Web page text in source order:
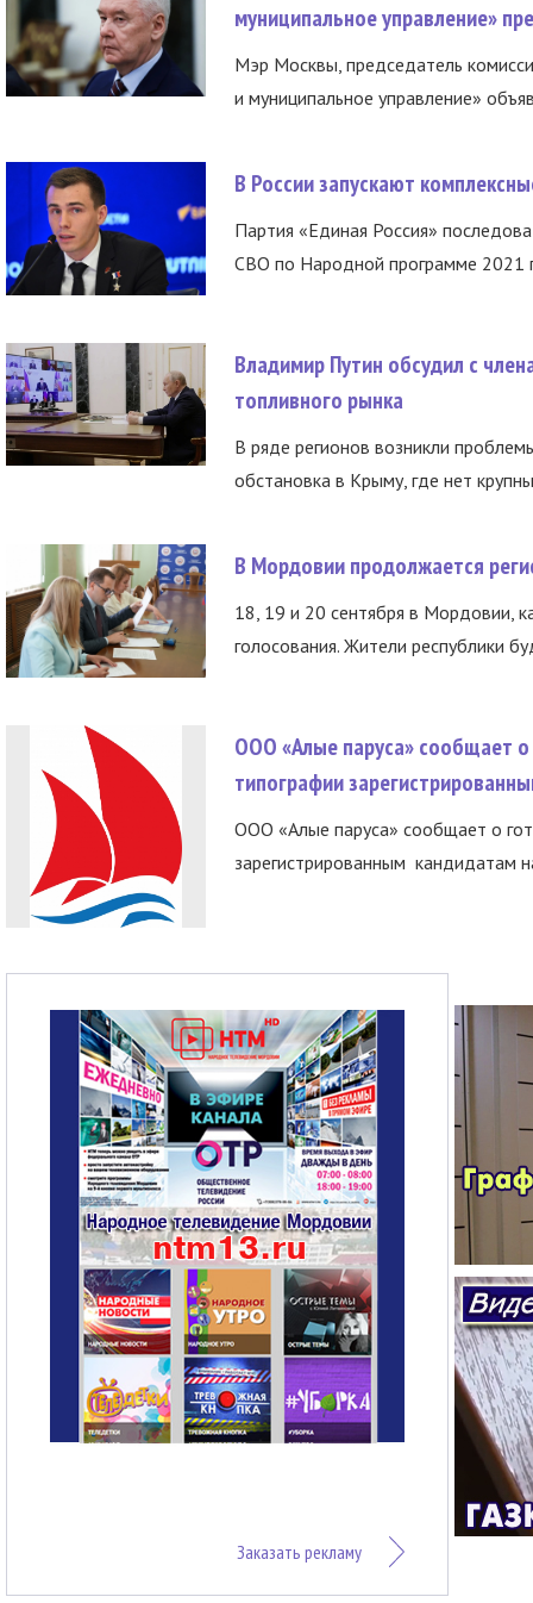
муниципальное управление»
Мэр Москвы, председатель
и муниципальное управление»
В России запускают
Партия «Единая Россия»
СВО по Народной программе 2021
Владимир Путин обсудил с
топливного рынка
В ряде регионов возникли
обстановка в Крыму, где нет
В Мордовии продолжается
18, 19 и 20 сентября в Мордовии,
голосования. Жители республики
ООО «Алые паруса» сообщает о
типографии
ООО «Алые паруса» сообщает о
зарегистрированным кандидатам
Заказать рекламу